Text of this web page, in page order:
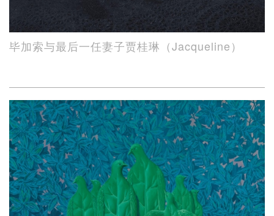
毕加索与最后一任妻子贾桂琳（Jacqueline）